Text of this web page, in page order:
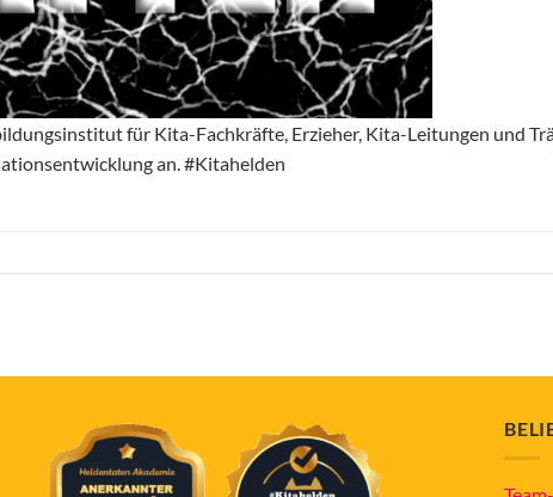
für Kita-Fachkräfte, Erzieher, Kita-Leitungen und
an. #Kitahelden